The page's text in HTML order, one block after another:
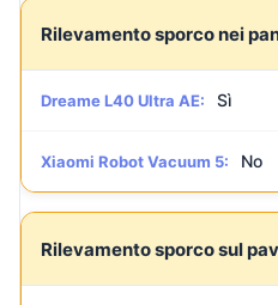
Rilevamento sporco nei
Dreame L40 Ultra AE: Sì
Xiaomi Robot Vacuum 5: No
Rilevamento sporco sul